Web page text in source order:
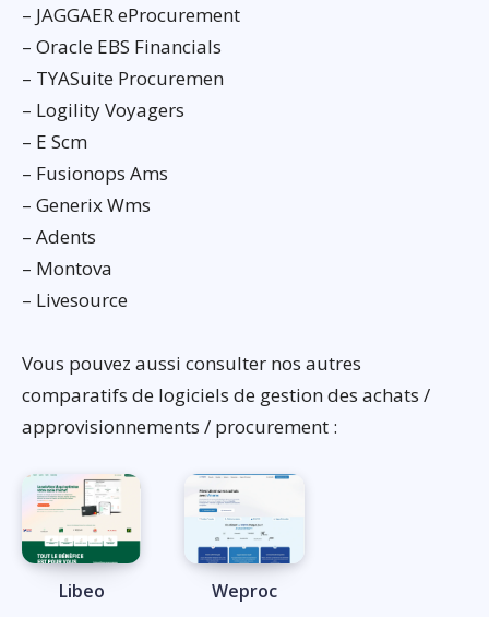
– JAGGAER eProcurement
– Oracle EBS Financials
– TYASuite Procuremen
– Logility Voyagers
– E Scm
– Fusionops Ams
– Generix Wms
– Adents
– Montova
– Livesource
Vous pouvez aussi consulter nos autres
comparatifs de logiciels de gestion des achats /
approvisionnements / procurement :
Libeo Weproc